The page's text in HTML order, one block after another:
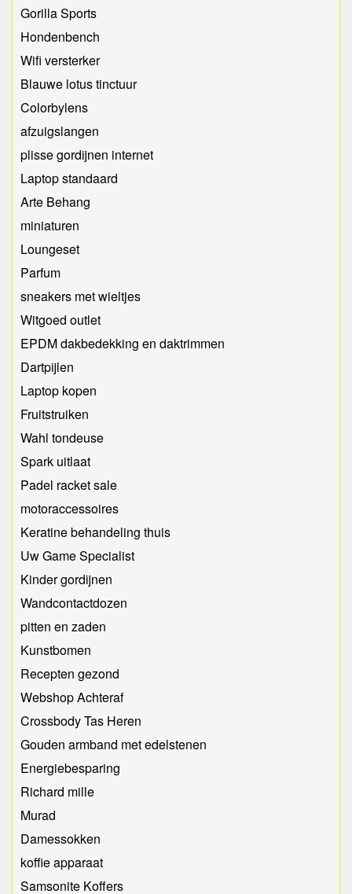
Gorilla Sports
Hondenbench
Wifi versterker
Blauwe lotus tinctuur
Colorbylens
afzuigslangen
plisse gordijnen internet
Laptop standaard
Arte Behang
miniaturen
Loungeset
Parfum
sneakers met wieltjes
Witgoed outlet
EPDM dakbedekking en daktrimmen
Dartpijlen
Laptop kopen
Fruitstruiken
Wahl tondeuse
Spark uitlaat
Padel racket sale
motoraccessoires
Keratine behandeling thuis
Uw Game Specialist
Kinder gordijnen
Wandcontactdozen
pitten en zaden
Kunstbomen
Recepten gezond
Webshop Achteraf
Crossbody Tas Heren
Gouden armband met edelstenen
Energiebesparing
Richard mille
Murad
Damessokken
koffie apparaat
Samsonite Koffers